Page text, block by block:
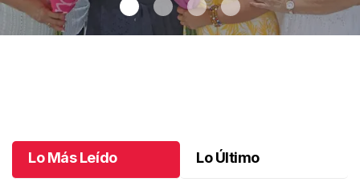
Lo Más Leído Lo Último